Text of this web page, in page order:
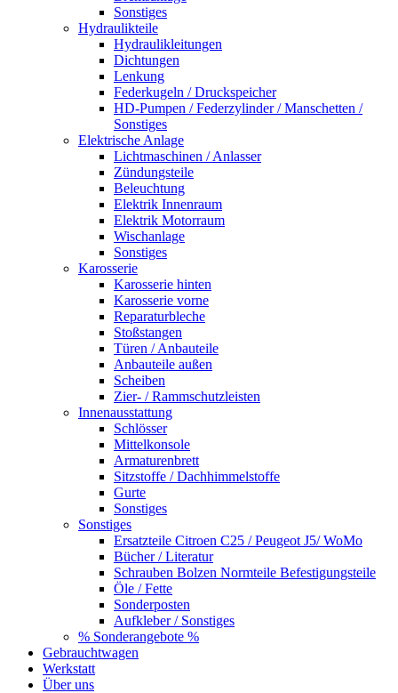
Sonstiges
Hydraulikteile
Hydraulikleitungen
Dichtungen
Lenkung
Federkugeln / Druckspeicher
HD-Pumpen / Federzylinder / Manschetten /
Sonstiges
Elektrische Anlage
Lichtmaschinen / Anlasser
Zündungsteile
Beleuchtung
Elektrik Innenraum
Elektrik Motorraum
Wischanlage
Sonstiges
Karosserie
Karosserie hinten
Karosserie vorne
Reparaturbleche
Stoßstangen
Türen / Anbauteile
Anbauteile außen
Scheiben
Zier- / Rammschutzleisten
Innenausstattung
Schlösser
Mittelkonsole
Armaturenbrett
Sitzstoffe / Dachhimmelstoffe
Gurte
Sonstiges
Sonstiges
Ersatzteile Citroen C25 / Peugeot J5/ WoMo
Bücher / Literatur
Schrauben Bolzen Normteile Befestigungsteile
Öle / Fette
Sonderposten
Aufkleber / Sonstiges
% Sonderangebote %
Gebrauchtwagen
Werkstatt
Über uns